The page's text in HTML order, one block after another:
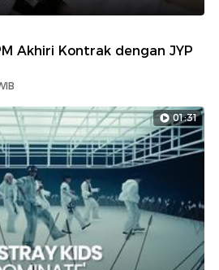
Akhiri Kontrak dengan JYP
01:31